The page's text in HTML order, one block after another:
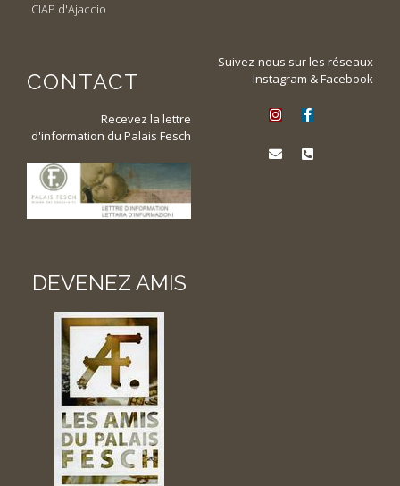
CIAP d'Ajaccio
CONTACT
Recevez la lettre
d'information du Palais Fesch
Suivez-nous sur les réseaux
Instagram & Facebook
DEVENEZ AMIS